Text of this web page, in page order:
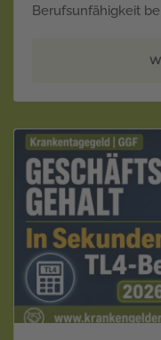
Berufsunfähigkeit